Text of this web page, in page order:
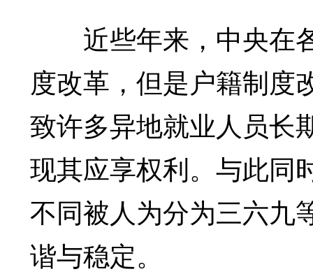
近些年来，中央在
度改革，但是户籍制度
致许多异地就业人员长
现其应享权利。与此同
不同被人为分为三六九
谐与稳定。